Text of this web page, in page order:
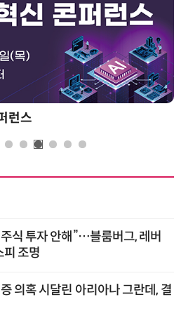
런스
식 투자 안해”…블룸버그, 레버
피 조명
의혹 시달린 아리아나 그란데, 결